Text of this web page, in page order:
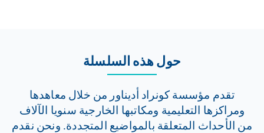
حول هذه السلسلة
تقدم مؤسسة كونراد أديناور من خلال معاهدها
ومراكزها التعليمية ومكاتبها الخارجية سنويا الآلاف
من الأحداث المتعلقة بالمواضيع المتجددة. ونحن نقدم